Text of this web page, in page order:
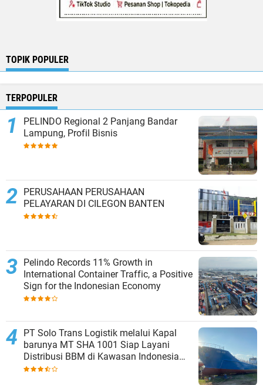
TOPIK POPULER
TERPOPULER
PELINDO Regional 2 Panjang Bandar
Lampung, Profil Bisnis
PERUSAHAAN PERUSAHAAN
PELAYARAN DI CILEGON BANTEN
Pelindo Records 11% Growth in
International Container Traffic, a Positive
Sign for the Indonesian Economy
PT Solo Trans Logistik melalui Kapal
barunya MT SHA 1001 Siap Layani
Distribusi BBM di Kawasan Indonesia
bagian Timur